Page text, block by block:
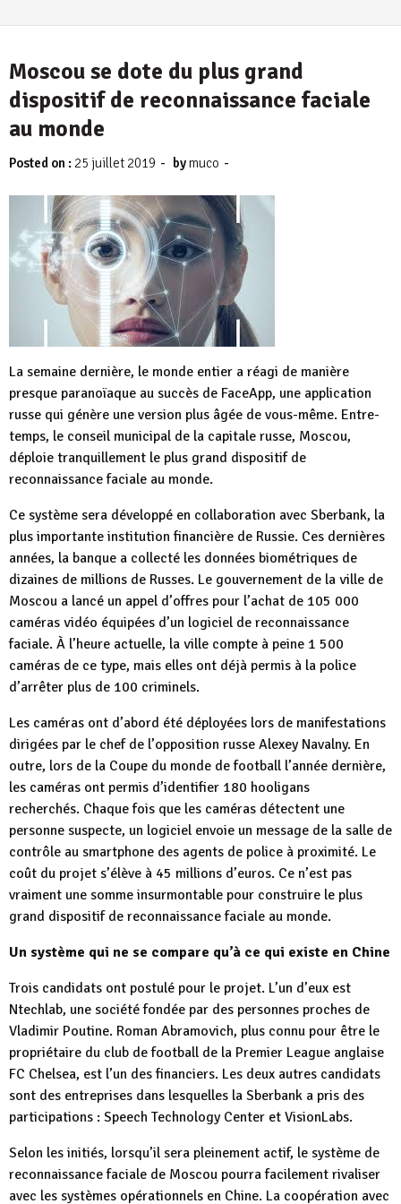
Moscou se dote du plus grand
dispositif de reconnaissance faciale
au monde
Posted on : 25 juillet 2019 - bymuco -
La semaine dernière, le monde entier a réagi de manière
presque paranoïaque au succès de FaceApp, une application
russe qui génère une version plus âgée de vous-même. Entre-
temps, le conseil municipal de la capitale russe, Moscou,
déploie tranquillement le plus grand dispositif de
reconnaissance faciale au monde.
Ce système sera développé en collaboration avec Sberbank, la
plus importante institution financière de Russie. Ces dernières
années, la banque a collecté les données biométriques de
dizaines de millions de Russes. Le gouvernement de la ville de
Moscou a lancé un appel d’offres pour l’achat de 105 000
caméras vidéo équipées d’un logiciel de reconnaissance
faciale. À l’heure actuelle, la ville compte à peine 1 500
caméras de ce type, mais elles ont déjà permis à la police
d’arrêter plus de 100 criminels.
Les caméras ont d’abord été déployées lors de manifestations
dirigées par le chef de l’opposition russe Alexey Navalny. En
outre, lors de la Coupe du monde de football l’année dernière,
les caméras ont permis d’identifier 180 hooligans
recherchés. Chaque fois que les caméras détectent une
personne suspecte, un logiciel envoie un message de la salle de
contrôle au smartphone des agents de police à proximité. Le
coût du projet s’élève à 45 millions d’euros. Ce n’est pas
vraiment une somme insurmontable pour construire le plus
grand dispositif de reconnaissance faciale au monde.
Un système qui ne se compare qu’à ce qui existe en Chine
Trois candidats ont postulé pour le projet. L’un d’eux est
Ntechlab, une société fondée par des personnes proches de
Vladimir Poutine. Roman Abramovich, plus connu pour être le
propriétaire du club de football de la Premier League anglaise
FC Chelsea, est l’un des financiers. Les deux autres candidats
sont des entreprises dans lesquelles la Sberbank a pris des
participations : Speech Technology Center et VisionLabs.
Selon les initiés, lorsqu’il sera pleinement actif, le système de
reconnaissance faciale de Moscou pourra facilement rivaliser
avec les systèmes opérationnels en Chine. La coopération avec